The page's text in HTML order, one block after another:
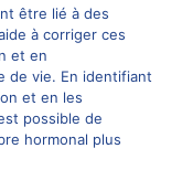
être lié à des
à corriger ces
et en
de vie. En identifiant
et en les
possible de
hormonal plus